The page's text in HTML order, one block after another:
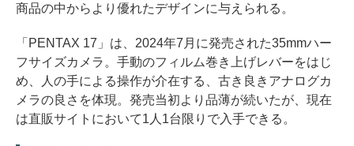
商品の中からより優れたデザインに与えられる。
「PENTAX 17」は、2024年7月に発売された35mmハー
フサイズカメラ。手動のフィルム巻き上げレバーをはじ
め、人の手による操作が介在する、古き良きアナログカ
メラの良さを体現。発売当初より品薄が続いたが、現在
は直販サイトにおいて1人1台限りで入手できる。